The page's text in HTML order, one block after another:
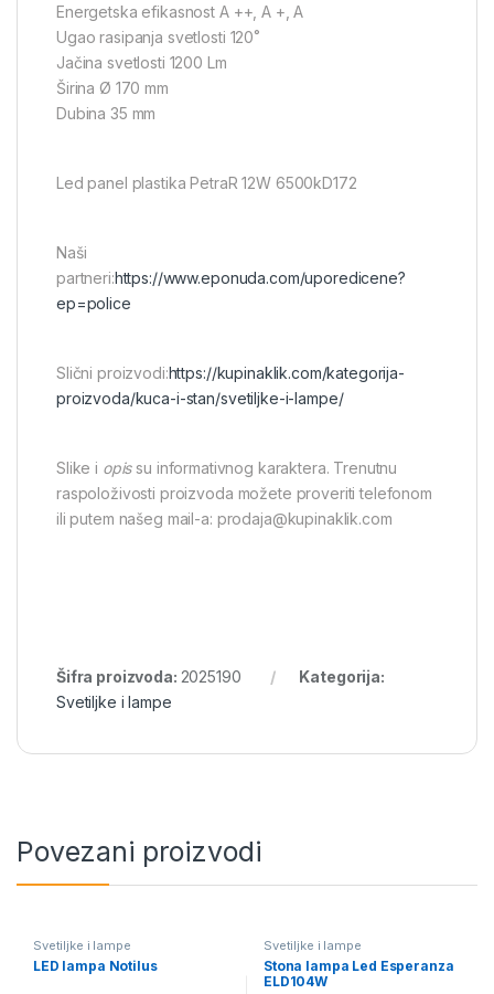
Energetska efikasnost A ++, A +, A
Ugao rasipanja svetlosti 120˚
Jačina svetlosti 1200 Lm
Širina Ø 170 mm
Dubina 35 mm
Led panel plastika PetraR 12W 6500kD172
Naši
partneri:https://www.eponuda.com/uporedicene?
ep=police
Slični proizvodi:https://kupinaklik.com/kategorija-
proizvoda/kuca-i-stan/svetiljke-i-lampe/
Slike i opissu informativnog karaktera. Trenutnu
raspoloživosti proizvoda možete proveriti telefonom
ili putem našeg mail-a: prodaja@kupinaklik.com
Šifra proizvoda: 2025190
Kategorija:
Svetiljke i lampe
Povezani proizvodi
Svetiljke i lampe
LED lampa Notilus
Svetiljke i lampe
Stona lampa Led Esperanza
ELD104W